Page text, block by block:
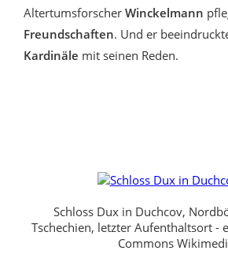
Altertumsforscher Winckelmann
Freundschaften. Und er
Kardinäle mit seinen Reden.
Schloss Dux in Duchcov,
Tschechien, letzter Aufenthaltsort -
Commons